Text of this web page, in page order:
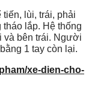
tiến, lùi, trái, phải
lắp. Hệ thống
và bên trái. Người
1 tay còn lại.
xe-dien-cho-